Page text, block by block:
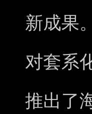
新成果
对套系
推出了